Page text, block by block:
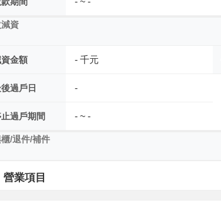
資
金額 - 千元
過戶日 -
過戶期間 - ~ -
/退件/補件
營業項目